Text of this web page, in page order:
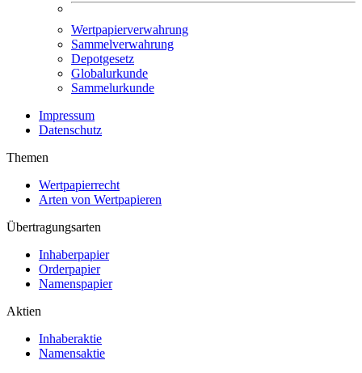
Wertpapierverwahrung
Sammelverwahrung
Depotgesetz
Globalurkunde
Sammelurkunde
Impressum
Datenschutz
Themen
Wertpapierrecht
Arten von Wertpapieren
Übertragungsarten
Inhaberpapier
Orderpapier
Namenspapier
Aktien
Inhaberaktie
Namensaktie